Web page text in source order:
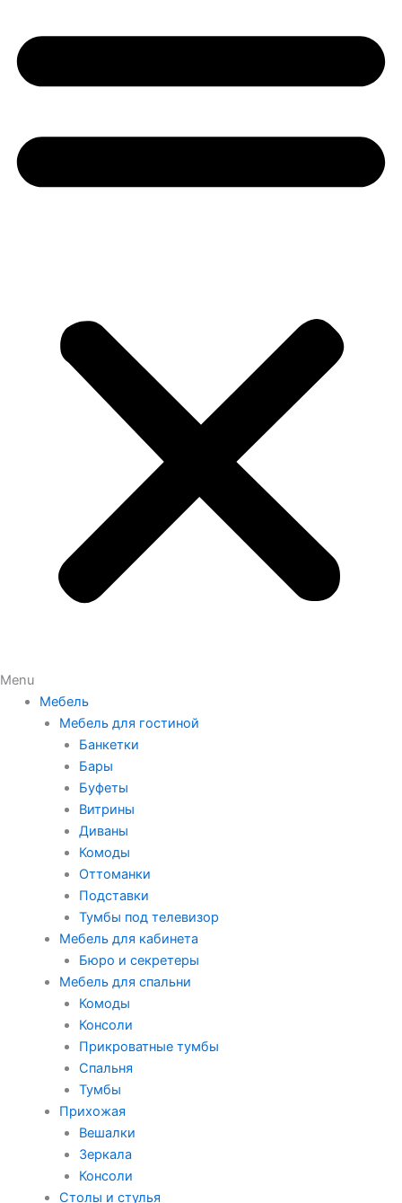
Menu
Мебель
Мебель для гостиной
Банкетки
Бары
Буфеты
Витрины
Диваны
Комоды
Оттоманки
Подставки
Тумбы под телевизор
Мебель для кабинета
Бюро и секретеры
Мебель для спальни
Комоды
Консоли
Прикроватные тумбы
Спальня
Тумбы
Прихожая
Вешалки
Зеркала
Консоли
Столы и стулья